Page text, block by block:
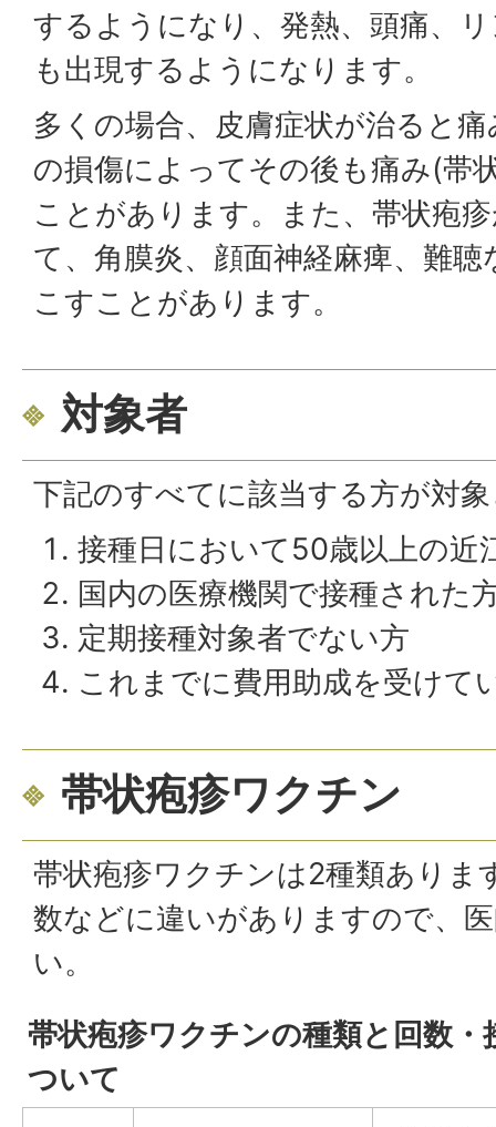
するようになり、発熱、頭痛、
も出現するようになります。
多くの場合、皮膚症状が治ると
の損傷によってその後も痛み(帯
ことがあります。また、帯状疱
て、角膜炎、顔面神経麻痺、難
こすことがあります。
対象者
下記のすべてに該当する方が対
接種日において50歳以上の近
国内の医療機関で接種された
定期接種対象者でない方
これまでに費用助成を受けて
帯状疱疹ワクチン
帯状疱疹ワクチンは2種類ありま
数などに違いがありますので、
い。
帯状疱疹ワクチンの種類と回数・
ついて